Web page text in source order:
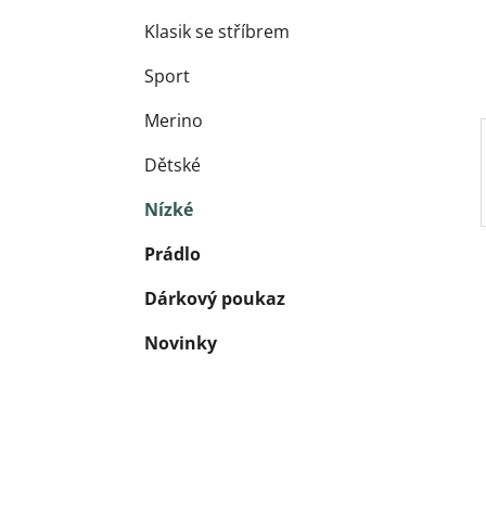
Klasik se stříbrem
Sport
Merino
Dětské
Nízké
Prádlo
Dárkový poukaz
Novinky